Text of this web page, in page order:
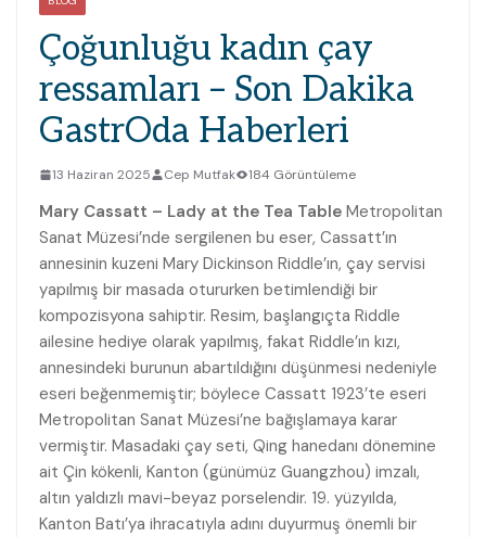
Çoğunluğu kadın çay
ressamları – Son Dakika
GastrOda Haberleri
13 Haziran 2025 Cep Mutfak 184 Görüntüleme
Mary Cassatt – Lady at the Tea Table Metropolitan
Sanat Müzesi’nde sergilenen bu eser, Cassatt’ın
annesinin kuzeni Mary Dickinson Riddle’ın, çay servisi
yapılmış bir masada otururken betimlendiği bir
kompozisyona sahiptir. Resim, başlangıçta Riddle
ailesine hediye olarak yapılmış, fakat Riddle’ın kızı,
annesindeki burunun abartıldığını düşünmesi nedeniyle
eseri beğenmemiştir; böylece Cassatt 1923’te eseri
Metropolitan Sanat Müzesi’ne bağışlamaya karar
vermiştir. Masadaki çay seti, Qing hanedanı dönemine
ait Çin kökenli, Kanton (günümüz Guangzhou) imzalı,
altın yaldızlı mavi-beyaz porselendir. 19. yüzyılda,
Kanton Batı’ya ihracatıyla adını duyurmuş önemli bir